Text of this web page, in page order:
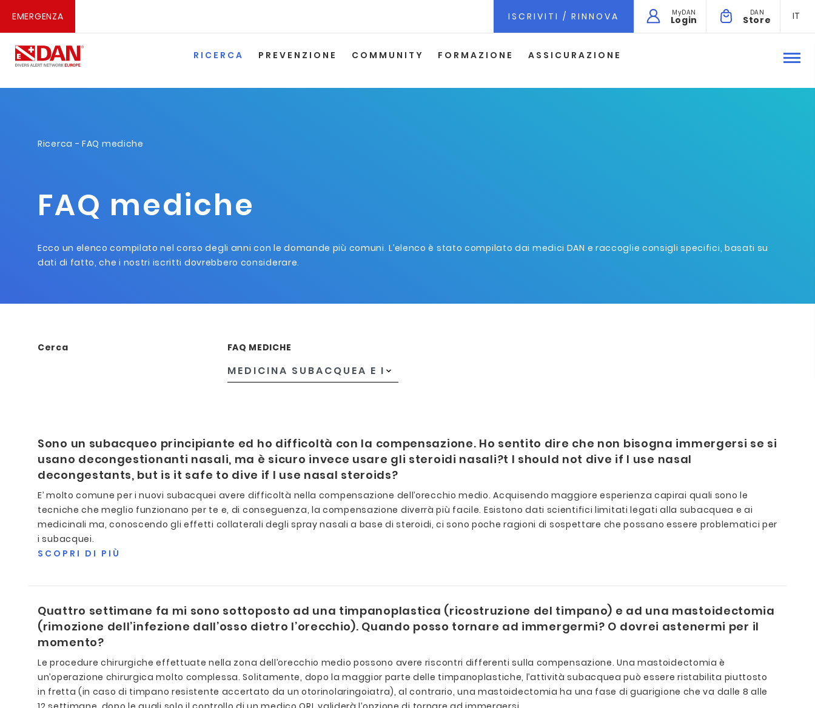
EMERGENZA IT
DAN
Store
MyDAN
Login
ISCRIVITI / RINNOVA
RICERCA PREVENZIONE COMMUNITY FORMAZIONE ASSICURAZIONE
Ricerca - FAQ mediche
FAQ mediche
Ecco un elenco compilato nel corso degli anni con le domande più comuni. L’elenco è stato compilato dai medici DAN e raccoglie consigli specifici, basati su
dati di fatto, che i nostri iscritti dovrebbero considerare.
Cerca FAQ MEDICHE
Sono un subacqueo principiante ed ho difficoltà con la compensazione. Ho sentito dire che non bisogna immergersi se si
usano decongestionanti nasali, ma è sicuro invece usare gli steroidi nasali?t I should not dive if I use nasal
decongestants, but is it safe to dive if I use nasal steroids?
E’ molto comune per i nuovi subacquei avere difficoltà nella compensazione dell’orecchio medio. Acquisendo maggiore esperienza capirai quali sono le
tecniche che meglio funzionano per te e, di conseguenza, la compensazione diverrà più facile. Esistono dati scientifici limitati legati alla subacquea e ai
medicinali ma, conoscendo gli effetti collaterali degli spray nasali a base di steroidi, ci sono poche ragioni di sospettare che possano essere problematici per
i subacquei.
SCOPRI DI PIÙ
Quattro settimane fa mi sono sottoposto ad una timpanoplastica (ricostruzione del timpano) e ad una mastoidectomia
(rimozione dell’infezione dall’osso dietro l’orecchio). Quando posso tornare ad immergermi? O dovrei astenermi per il
momento?
Le procedure chirurgiche effettuate nella zona dell’orecchio medio possono avere riscontri differenti sulla compensazione. Una mastoidectomia è
un’operazione chirurgica molto complessa. Solitamente, dopo la maggior parte delle timpanoplastiche, l’attività subacquea può essere ristabilita piuttosto
in fretta (in caso di timpano resistente accertato da un otorinolaringoiatra), al contrario, una mastoidectomia ha una fase di guarigione che va dalle 8 alle